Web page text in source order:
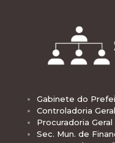
Gabinete do
Controladoria
Procuradoria
Sec. Mun. de